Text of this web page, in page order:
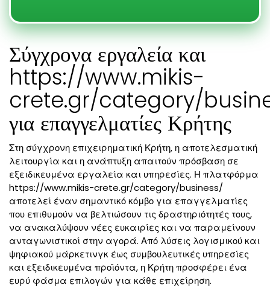
Σύγχρονα εργαλεία και
https://www.mikis-
crete.gr/category/
για επαγγελματίες Κρήτης
Στη σύγχρονη επιχειρηματική Κρήτη, η αποτελεσματική
λειτουργία και η ανάπτυξη απαιτούν πρόσβαση σε
εξειδικευμένα εργαλεία και υπηρεσίες. Η πλατφόρμα
https://www.mikis-crete.gr/category/business/
αποτελεί έναν σημαντικό κόμβο για επαγγελματίες
που επιθυμούν να βελτιώσουν τις δραστηριότητές τους,
να ανακαλύψουν νέες ευκαιρίες και να παραμείνουν
ανταγωνιστικοί στην αγορά. Από λύσεις λογισμικού και
ψηφιακού μάρκετινγκ έως συμβουλευτικές υπηρεσίες
και εξειδικευμένα προϊόντα, η Κρήτη προσφέρει ένα
ευρύ φάσμα επιλογών για κάθε επιχείρηση.